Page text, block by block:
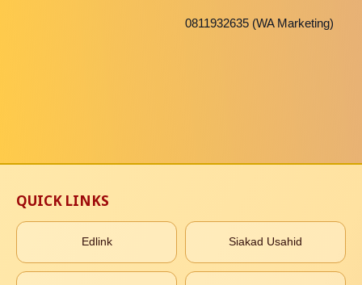
0811932635 (WA Marketing)
QUICK LINKS
Edlink Siakad Usahid